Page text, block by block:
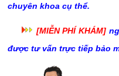
chuyên khoa cụ thể.
[MIỄN PHÍ KHÁM]
được tư vấn trực tiếp bảo